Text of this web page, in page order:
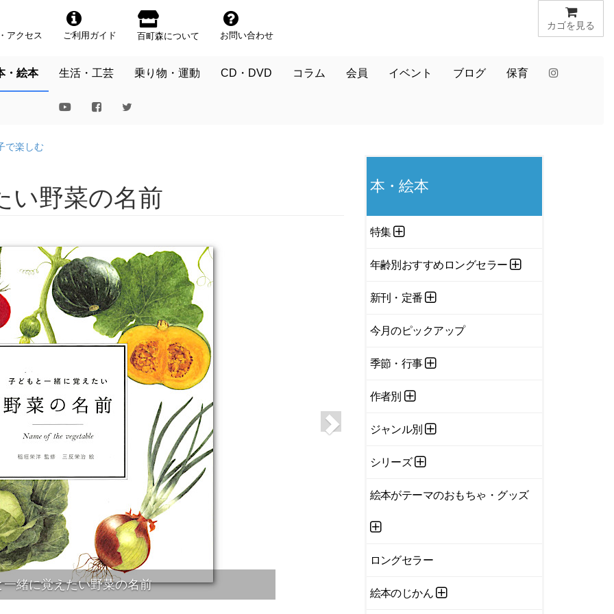
カゴを見る
アクセス ご利用ガイド 百町森について お問い合わせ
・絵本 生活・工芸 乗り物・運動 CD・DVD コラム 会員 イベント ブログ 保育
で楽しむ
い野菜の名前
一緒に覚えたい野菜の名前
本・絵本
特集
年齢別おすすめロングセラー
新刊・定番
今月のピックアップ
季節・行事
作者別
ジャンル別
シリーズ
絵本がテーマのおもちゃ・グッズ
ロングセラー
絵本のじかん